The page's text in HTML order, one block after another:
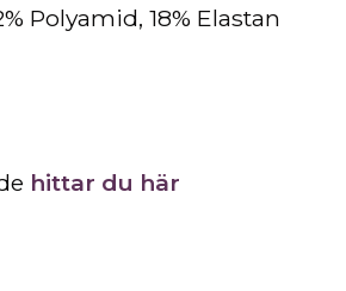
Polyamid, 18% Elastan
hittar du här